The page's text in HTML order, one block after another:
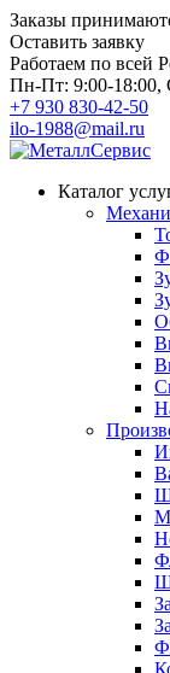
Заказы
Оставить заявку
Работаем по всей
Пн-Пт: 9:00-18:00,
+7 930 830-42-50
ilo-1988@mail.ru
Каталог